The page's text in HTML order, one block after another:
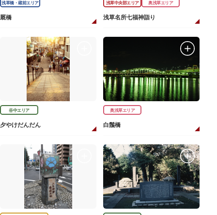
浅草橋・蔵前エリア
厩橋
浅草中央部エリア 奥浅草エリア
浅草名所七福神詣り
谷中エリア
夕やけだんだん
奥浅草エリア
白鬚橋